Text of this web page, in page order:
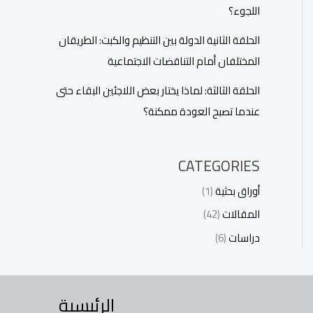
اللجوء؟
الحلقة الثانية الدولة بين التنظيم والكبت: الطريقان
المختلفان أمام التناقضات الاجتماعية
الحلقة الثالثة: لماذا يختار بعض اللاجئين البقاء حتى
عندما تصبح العودة ممكنة؟
CATEGORIES
أوراق بحثية(1)
المقالات(42)
دراسات(6)
الرئيسية